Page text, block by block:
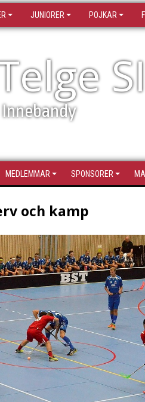
JUNIORER POJKAR
Innebandy
MEDLEMMAR SPONSORER
och kamp